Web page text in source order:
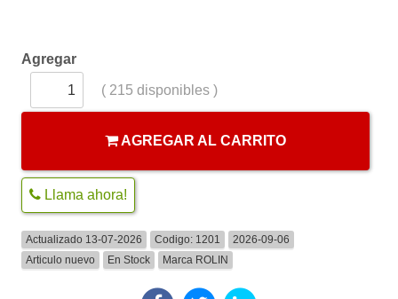
Agregar
( 215disponibles )
AGREGAR AL CARRITO
Llama ahora!
Actualizado 13-07-2026 Codigo: 1201
2026-09-06
Articulo nuevo
En Stock Marca ROLIN